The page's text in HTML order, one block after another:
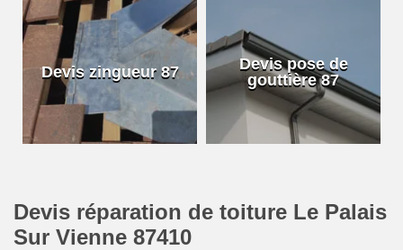
Devis zingueur 87
Devis pose de
gouttière 87
Devis réparation de toiture Le Palais
Sur Vienne 87410